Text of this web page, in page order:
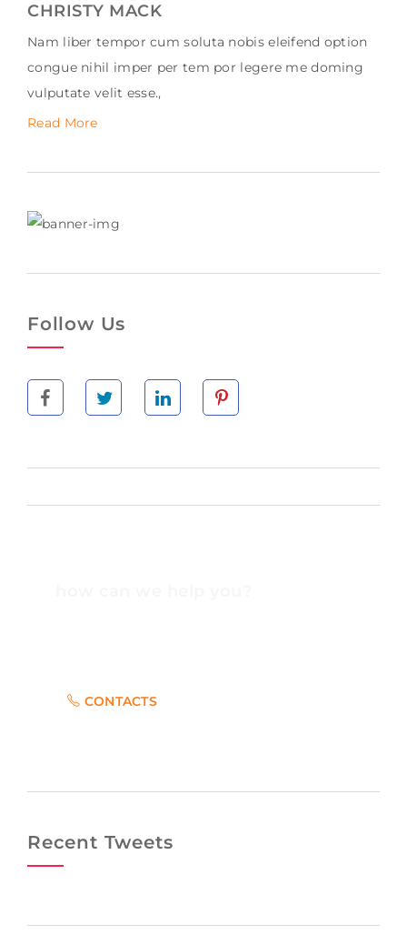
CHRISTY MACK
Nam liber tempor cum soluta nobis eleifend option
congue nihil imper per tem por legere me doming
vulputate velit esse.,
Read More
Follow Us
CONTACTS
Recent Tweets